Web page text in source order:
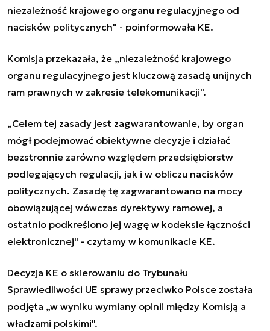
niezależność krajowego organu regulacyjnego od
nacisków politycznych" - poinformowała KE.
Komisja przekazała, że „niezależność krajowego
organu regulacyjnego jest kluczową zasadą unijnych
ram prawnych w zakresie telekomunikacji".
„Celem tej zasady jest zagwarantowanie, by organ
mógł podejmować obiektywne decyzje i działać
bezstronnie zarówno względem przedsiębiorstw
podlegających regulacji, jak i w obliczu nacisków
politycznych. Zasadę tę zagwarantowano na mocy
obowiązującej wówczas dyrektywy ramowej, a
ostatnio podkreślono jej wagę w kodeksie łączności
elektronicznej" - czytamy w komunikacie KE.
Decyzja KE o skierowaniu do Trybunału
Sprawiedliwości UE sprawy przeciwko Polsce została
podjęta „w wyniku wymiany opinii między Komisją a
władzami polskimi".